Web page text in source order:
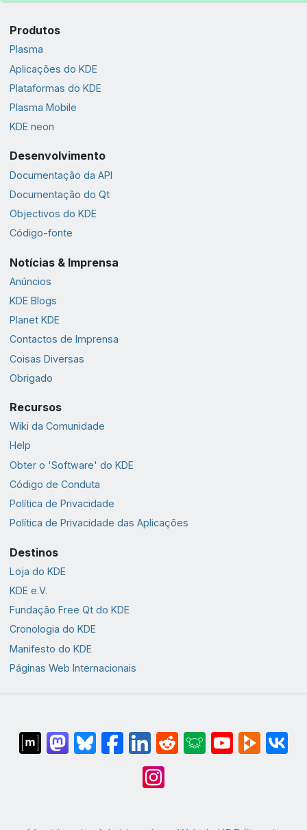
Produtos
Plasma
Aplicações do KDE
Plataformas do KDE
Plasma Mobile
KDE neon
Desenvolvimento
Documentação da API
Documentação do Qt
Objectivos do KDE
Código-fonte
Notícias & Imprensa
Anúncios
KDE Blogs
Planet KDE
Contactos de Imprensa
Coisas Diversas
Obrigado
Recursos
Wiki da Comunidade
Help
Obter o 'Software' do KDE
Código de Conduta
Política de Privacidade
Política de Privacidade das Aplicações
Destinos
Loja do KDE
KDE e.V.
Fundação Free Qt do KDE
Cronologia do KDE
Manifesto do KDE
Páginas Web Internacionais